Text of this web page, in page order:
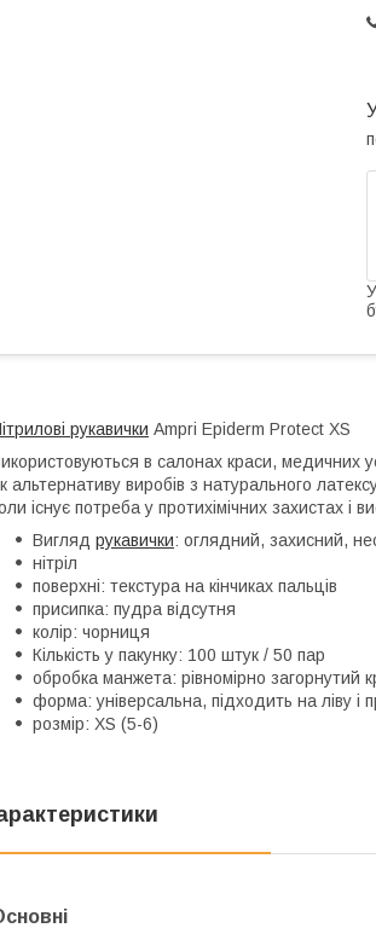
рукавички Ampri Epiderm Protect XS
в салонах краси, медичних
альтернативу виробів з натурального
існує потреба у протихімічних захистах і
Вигляд рукавички: оглядний, захисний,
нітріл
поверхні: текстура на кінчиках пальців
присипка: пудра відсутня
колір: чорниця
Кількість у пакунку: 100 штук / 50 пар
обробка манжета: рівномірно загорнутий
форма: універсальна, підходить на ліву і
розмір: ХS (5-6)